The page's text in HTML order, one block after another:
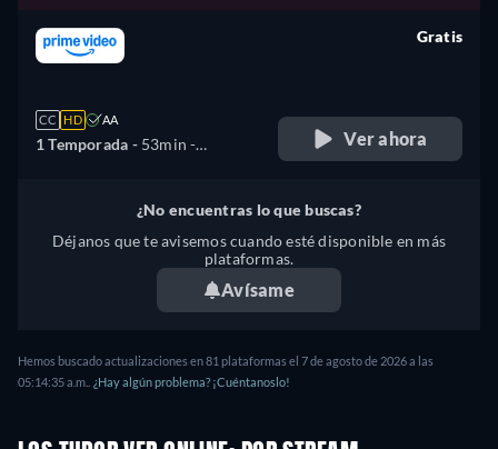
CC HD AA
1 Temporada - 53min -
Polaco, Portugués
Gratis
Ver ahora
¿No encuentras lo que buscas?
Déjanos que te avisemos cuando esté disponible en más
plataformas.
Avísame
Hemos buscado actualizaciones en81 plataformas el 7 de agosto de 2026 a las
05:14:35 a.m.
¿Hay algún problema? ¡Cuéntanoslo!